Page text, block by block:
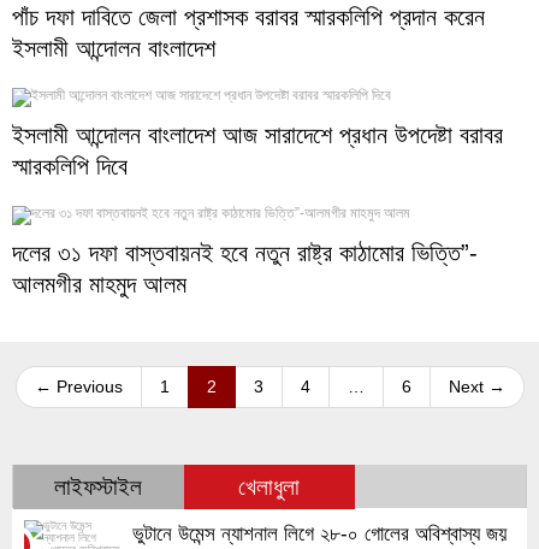
পাঁচ দফা দাবিতে জেলা প্রশাসক বরাবর স্মারকলিপি প্রদান করেন
ইসলামী আন্দোলন বাংলাদেশ
ইসলামী আন্দোলন বাংলাদেশ আজ সারাদেশে প্রধান উপদেষ্টা বরাবর
স্মারকলিপি দিবে
দলের ৩১ দফা বাস্তবায়নই হবে নতুন রাষ্ট্র কাঠামোর ভিত্তি”-
আলমগীর মাহমুদ আলম
← Previous 1 2 3 4 6 Next →
লাইফস্টাইল খেলাধুলা
ভুটানে উমেন্স ন্যাশনাল লিগে ২৮-০ গোলের অবিশ্বাস্য জয়